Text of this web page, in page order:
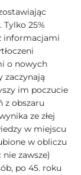
25%
informacjami
o nowych
zaczynają
im poczucie
z obszaru
ze złej
w miejscu
w obliczu
zawsze)
po 45. roku